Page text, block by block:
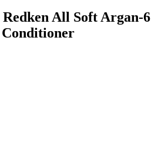
All Soft Argan-6